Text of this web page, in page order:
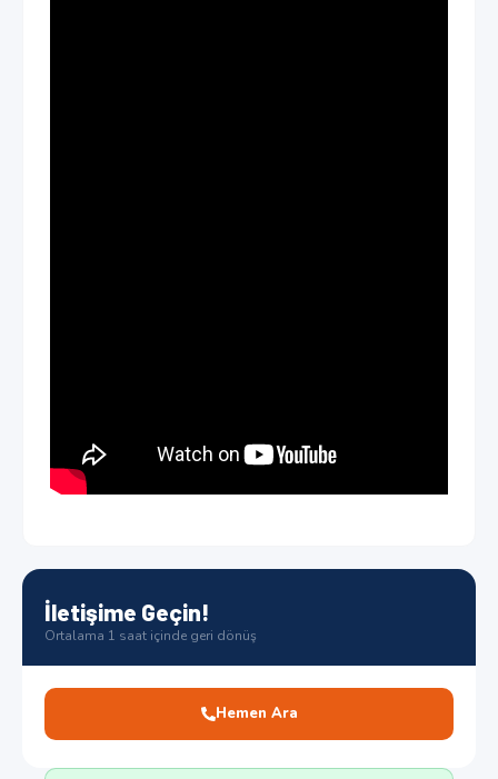
İletişime Geçin!
Ortalama 1 saat içinde geri dönüş
Hemen Ara